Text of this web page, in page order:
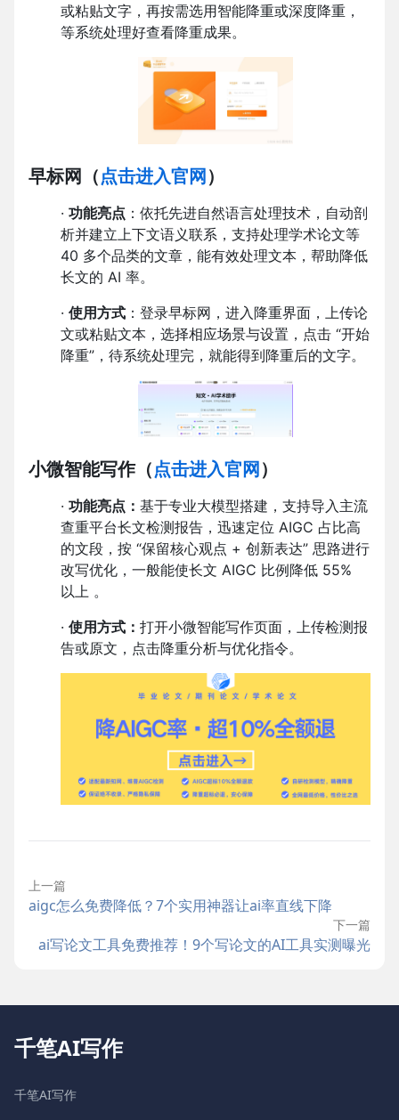
或粘贴文字，再按需选用智能降重或深度降重，
等系统处理好查看降重成果。
早标网 （点击进入官网 ）
· 功能亮点 ：依托先进自然语言处理技术，自动剖
析并建立上下文语义联系，支持处理学术论文等
40 多个品类的文章，能有效处理文本，帮助降低
长文的 AI 率。
· 使用方式 ：登录早标网，进入降重界面，上传论
文或粘贴文本，选择相应场景与设置，点击 “开始
降重”，待系统处理完，就能得到降重后的文字。
小微智能写作（点击进入官网 ）
· 功能亮点： 基于专业大模型搭建，支持导入主流
查重平台长文检测报告，迅速定位 AIGC 占比高
的文段，按 “保留核心观点 + 创新表达” 思路进行
改写优化，一般能使长文 AIGC 比例降低 55%
以上 。
· 使用方式： 打开小微智能写作页面，上传检测报
告或原文，点击降重分析与优化指令。
上一篇
aigc怎么免费降低？7个实用神器让ai率直线下降
下一篇
ai写论文工具免费推荐！9个写论文的AI工具实测曝光
千笔AI写作
千笔AI写作